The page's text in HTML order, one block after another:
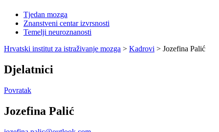
Tjedan mozga
Znanstveni centar izvrsnosti
Temelji neuroznanosti
Hrvatski institut za istraživanje mozga > Kadrovi > Jozefina Palić
Djelatnici
Povratak
Jozefina Palić